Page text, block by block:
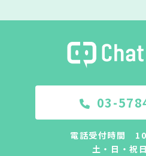
03-
電話受付時間
土・日・祝